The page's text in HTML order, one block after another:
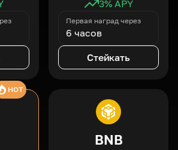
3% APY
Первая наград через
6 часов
Стейкать
HOT
BNB